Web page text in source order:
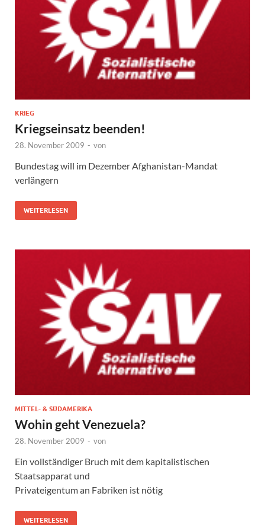
KRIEG
Kriegseinsatz beenden!
28. November 2009 - von
Bundestag will im Dezember Afghanistan-Mandat
verlängern
WEITERLESEN
MITTEL- & SÜDAMERIKA
Wohin geht Venezuela?
28. November 2009 - von
Ein vollständiger Bruch mit dem kapitalistischen
Staatsapparat und
Privateigentum an Fabriken ist nötig
WEITERLESEN